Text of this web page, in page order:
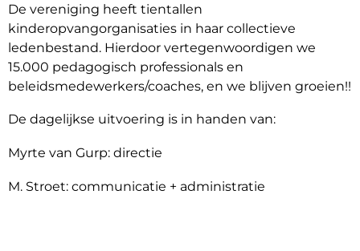
De vereniging heeft tientallen
kinderopvangorganisaties in haar collectieve
ledenbestand. Hierdoor vertegenwoordigen we
15.000 pedagogisch professionals en
beleidsmedewerkers/coaches, en we blijven groeien!!
De dagelijkse uitvoering is in handen van:
Myrte van Gurp: directie
M. Stroet: communicatie + administratie